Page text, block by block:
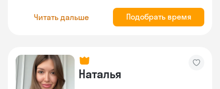
Читать дальше Подобрать время
Наталья